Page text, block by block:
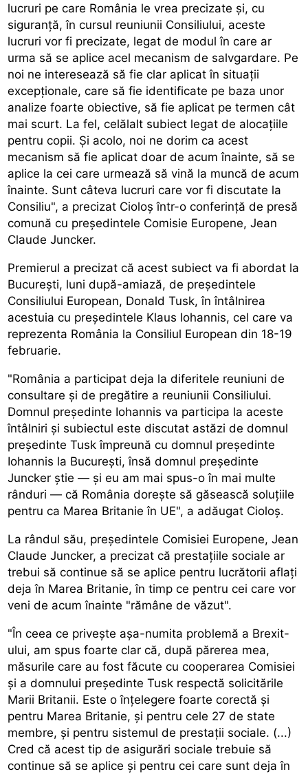
lucruri pe care România le vrea precizate și, cu
siguranță, în cursul reuniunii Consiliului, aceste
lucruri vor fi precizate, legat de modul în care ar
urma să se aplice acel mecanism de salvgardare. Pe
noi ne interesează să fie clar aplicat în situații
excepționale, care să fie identificate pe baza unor
analize foarte obiective, să fie aplicat pe termen cât
mai scurt. La fel, celălalt subiect legat de alocațiile
pentru copii. Și acolo, noi ne dorim ca acest
mecanism să fie aplicat doar de acum înainte, să se
aplice la cei care urmează să vină la muncă de acum
înainte. Sunt câteva lucruri care vor fi discutate la
Consiliu", a precizat Cioloș într-o conferință de presă
comună cu președintele Comisie Europene, Jean
Claude Juncker.
Premierul a precizat că acest subiect va fi abordat la
București, luni după-amiază, de președintele
Consiliului European, Donald Tusk, în întâlnirea
acestuia cu președintele Klaus Iohannis, cel care va
reprezenta România la Consiliul European din 18-19
februarie.
"România a participat deja la diferitele reuniuni de
consultare și de pregătire a reuniunii Consiliului.
Domnul președinte Iohannis va participa la aceste
întâlniri și subiectul este discutat astăzi de domnul
președinte Tusk împreună cu domnul președinte
Iohannis la București, însă domnul președinte
Juncker știe — și eu am mai spus-o în mai multe
rânduri — că România dorește să găsească soluțiile
pentru ca Marea Britanie în UE", a adăugat Cioloș.
La rândul său, președintele Comisiei Europene, Jean
Claude Juncker, a precizat că prestațiile sociale ar
trebui să continue să se aplice pentru lucrătorii aflați
deja în Marea Britanie, în timp ce pentru cei care vor
veni de acum înainte "rămâne de văzut".
"În ceea ce privește așa-numita problemă a Brexit-
ului, am spus foarte clar că, după părerea mea,
măsurile care au fost făcute cu cooperarea Comisiei
și a domnului președinte Tusk respectă solicitările
Marii Britanii. Este o înțelegere foarte corectă și
pentru Marea Britanie, și pentru cele 27 de state
membre, și pentru sistemul de prestații sociale. (...)
Cred că acest tip de asigurări sociale trebuie să
continue să se aplice și pentru cei care sunt deja în